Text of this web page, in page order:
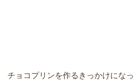
チョコプリンを作るきっかけにな